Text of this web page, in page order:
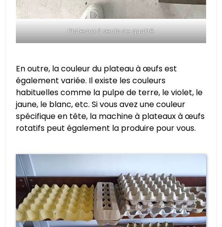
Plateaux à œufs de qualité
En outre, la couleur du plateau à œufs est
également variée. Il existe les couleurs
habituelles comme la pulpe de terre, le violet, le
jaune, le blanc, etc. Si vous avez une couleur
spécifique en tête, la machine à plateaux à œufs
rotatifs peut également la produire pour vous.